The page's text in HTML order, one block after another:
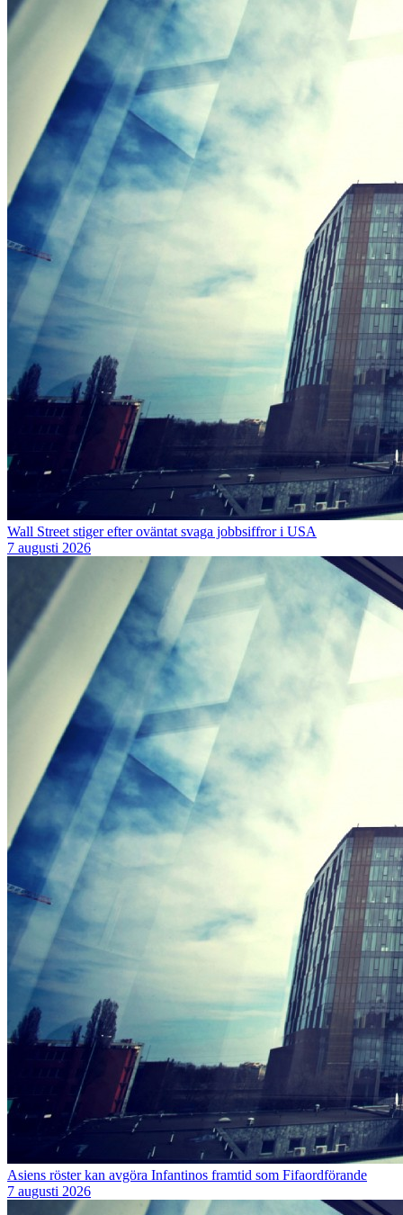
Wall Street stiger efter oväntat svaga jobbsiffror i USA
7 augusti 2026
Asiens röster kan avgöra Infantinos framtid som Fifaordförande
7 augusti 2026